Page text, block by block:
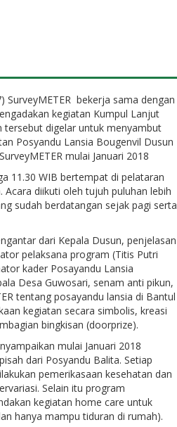
SurveyMETER bekerja sama dengan
kegiatan Kumpul Lanjut
tersebut digelar untuk menyambut
Posyandu Lansia Bougenvil Dusun
mulai Januari 2018
11.30 WIB bertempat di pelataran
diikuti oleh tujuh puluhan lebih
sudah berdatangan sejak pagi serta
dari Kepala Dusun, penjelasan
pelaksana program (Titis Putri
kader Posayandu Lansia
Desa Guwosari, senam anti pikun,
tentang posayandu lansia di Bantul
kegiatan secara simbolis, kreasi
bingkisan (doorprize).
mulai Januari 2018
dari Posyandu Balita. Setiap
pemerikasaan kesehatan dan
Selain itu program
kegiatan home care untuk
hanya mampu tiduran di rumah).